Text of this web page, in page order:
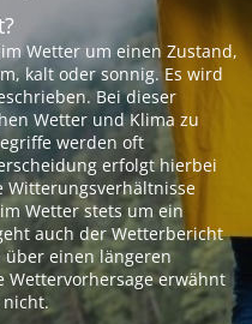
Wetter um einen Zustand,
kalt oder sonnig. Es wird
Bei dieser
Wetter und Klima zu
werden oft
erfolgt hierbei
Wetter stets um ein
auch der Wetterbericht
über einen längeren
Wettervorhersage erwähnt